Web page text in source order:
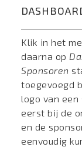
Klik in het
daarna op
Sponsoren
toegevoegd
logo van een
eerst bij de
en de
eenvoudig